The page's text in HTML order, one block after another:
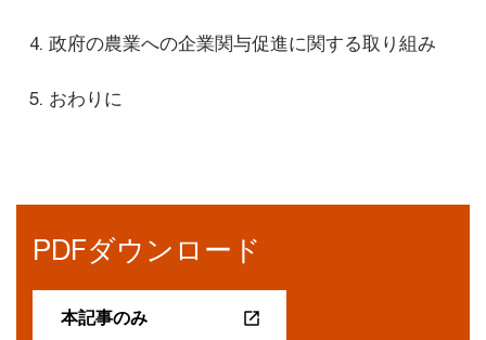
政府の農業への企業関与促進に関する取り組み
おわりに
PDFダウンロード
本記事のみ